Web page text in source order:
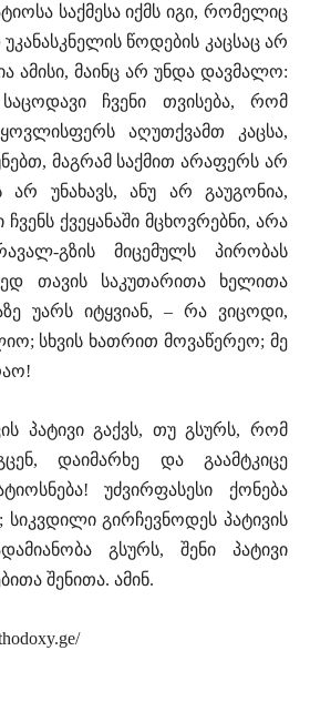
საქმესა იქმს იგი, რომელიც
წოდების კაცსაც არ
ამისი, მაინც არ უნდა დავმალო:
ჩვენი თვისება, რომ
აღუთქვამთ კაცსა,
მაგრამ საქმით არაფერს არ
არ უნახავს, ანუ არ გაუგონია,
ქვეყანაში მცხოვრებნი, არა
გზის მიცემულს პირობას
თავის საკუთარითა ხელითა
უარს იტყვიან, – რა ვიცოდი,
სხვის ხათრით მოვაწერეო; მე
პატივი გაქვს, თუ გსურს, რომ
დაიმარხე და გაამტკიცე
უძვირფასესი ქონება
სიკვდილი გირჩევნოდეს პატივის
გსურს, შენი პატივი
შენითა. ამინ.